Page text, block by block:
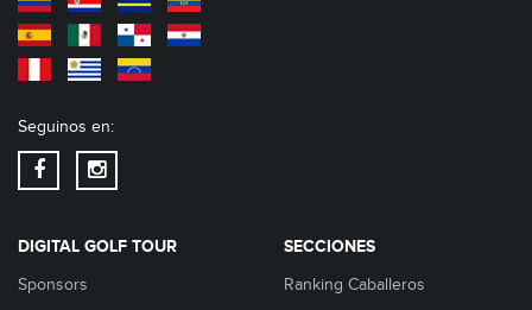
Seguinos en:
DIGITAL GOLF TOUR
Sponsors
SECCIONES
Ranking Caballeros